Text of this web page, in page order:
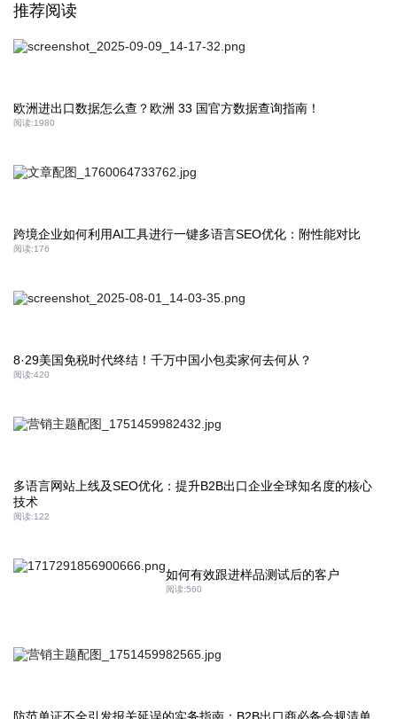
推荐阅读
欧洲进出口数据怎么查？欧洲 33 国官方数据查询指南！
阅读:1980
跨境企业如何利用AI工具进行一键多语言SEO优化：附性能对比
阅读:176
8·29美国免税时代终结！千万中国小包卖家何去何从？
阅读:420
多语言网站上线及SEO优化：提升B2B出口企业全球知名度的核心
技术
阅读:122
如何有效跟进样品测试后的客户
阅读:560